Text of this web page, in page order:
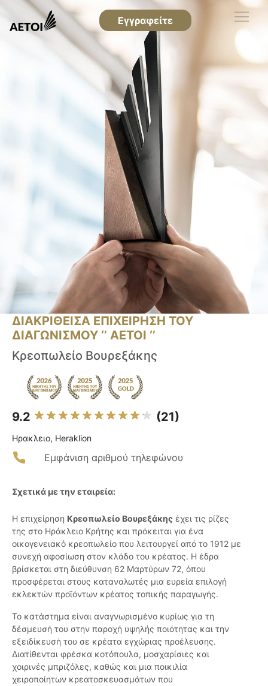
Εγγραφείτε
ΔΙΑΚΡΙΘΕΙΣΑ ΕΠΙΧΕΙΡΗΣΗ ΤΟΥ
ΔΙΑΓΩΝΙΣΜΟΥ ‘’ ΑΕΤΟΙ ‘’
Κρεοπωλείο Βουρεξάκης
9.2 (21)
Ηρακλειο, Heraklion
Εμφάνιση αριθμού τηλεφώνου
Σχετικά με την εταιρεία:
Η επιχείρηση Κρεοπωλείο Βουρεξάκης έχει τις ρίζες
της στο Ηράκλειο Κρήτης και πρόκειται για ένα
οικογενειακό κρεοπωλείο που λειτουργεί από το 1912 με
συνεχή αφοσίωση στον κλάδο του κρέατος. Η έδρα
βρίσκεται στη διεύθυνση 62 Μαρτύρων 72, όπου
προσφέρεται στους καταναλωτές μια ευρεία επιλογή
εκλεκτών προϊόντων κρέατος τοπικής παραγωγής.
Το κατάστημα είναι αναγνωρισμένο κυρίως για τη
δέσμευσή του στην παροχή υψηλής ποιότητας και την
εξειδίκευσή του σε κρέατα εγχώριας προέλευσης.
Διατίθενται φρέσκα κοτόπουλα, μοσχαρίσιες και
χοιρινές μπριζόλες, καθώς και μια ποικιλία
χειροποίητων κρεατοσκευασμάτων που